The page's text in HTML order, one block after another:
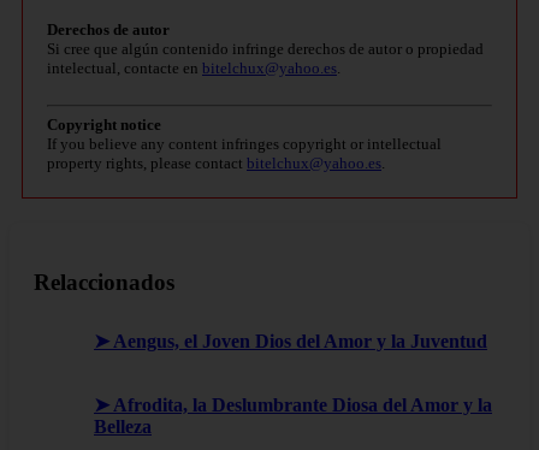
Derechos de autor
Si cree que algún contenido infringe derechos de autor o propiedad
intelectual, contacte en bitelchux@yahoo.es
Copyright notice
If you believe any content infringes copyright or intellectual
property rights, please contact bitelchux@yahoo.es
Relaccionados
➤ Aengus, el Joven Dios del Amor y la Juventud
➤ Afrodita, la Deslumbrante Diosa del Amor y la
Belleza